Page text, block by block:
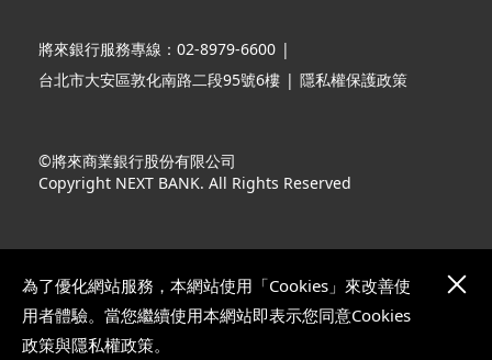
為了優化網站服務，本網站使用「Cookies」來改善使
用者體驗。當您繼續使用本網站即表示您同意Cookies
政策與隱私權政策。
將來銀行服務專線：02-8979-6600 |
台北市大安區敦化南路二段95號6樓 | 隱私權保護政策
©將來商業銀行股份有限公司
Copyright NEXT BANK. All Rights Reserved